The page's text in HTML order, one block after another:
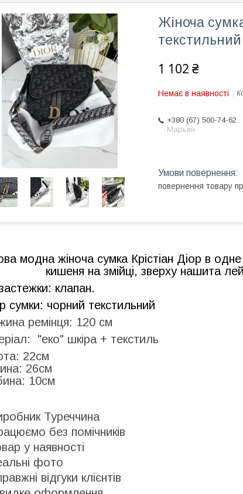
Жіноча
текстильний
1 102 ₴
Немає в наявності
+380 (67) 500-74-62
Марьян
повернення товару
модна жіноча сумка Крістіан Діор в
кишеня на змійці, зверху нашита
клапан.
сумки: чорний текстильний
ремінця: 120 см
"еко" шкіра + текстиль
22см
26см
10см
Туреччина
без помічників
у наявності
фото
відгуки клієнтів